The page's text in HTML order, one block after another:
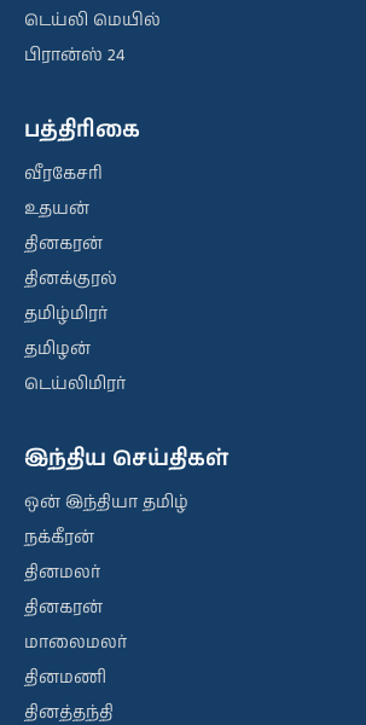
டெய்லி மெயில்
பிரான்ஸ் 24
பத்திரிகை
வீரகேசரி
உதயன்
தினகரன்
தினக்குரல்
தமிழ்மிரர்
தமிழன்
டெய்லிமிரர்
இந்திய செய்திகள்
ஒன் இந்தியா தமிழ்
நக்கீரன்
தினமலர்
தினகரன்
மாலைமலர்
தினமணி
தினத்தந்தி